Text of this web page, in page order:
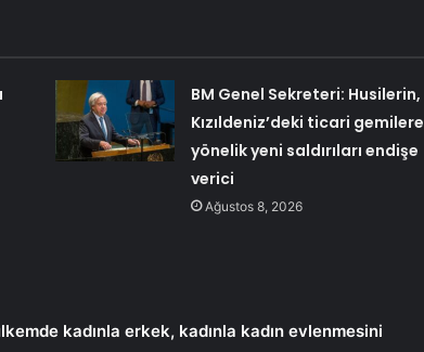
BM Genel Sekreteri: Husilerin,
Kızıldeniz’deki ticari gemilere
yönelik yeni saldırıları endişe
verici
Ağustos 8, 2026
kadınla erkek, kadınla kadın evlenmesini